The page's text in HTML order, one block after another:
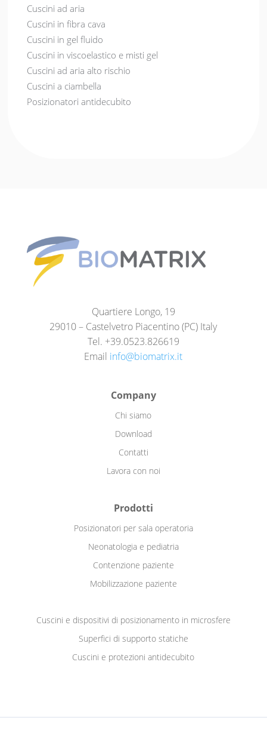
Cuscini ad aria
Cuscini in fibra cava
Cuscini in gel fluido
Cuscini in viscoelastico e misti gel
Cuscini ad aria alto rischio
Cuscini a ciambella
Posizionatori antidecubito
Quartiere Longo, 19
29010 – Castelvetro Piacentino (PC) Italy
Tel. +39.0523.826619
Email info@biomatrix.it
Company
Chi siamo
Download
Contatti
Lavora con noi
Prodotti
Posizionatori per sala operatoria
Neonatologia e pediatria
Contenzione paziente
Mobilizzazione paziente
Cuscini e dispositivi di posizionamento in microsfere
Superfici di supporto statiche
Cuscini e protezioni antidecubito